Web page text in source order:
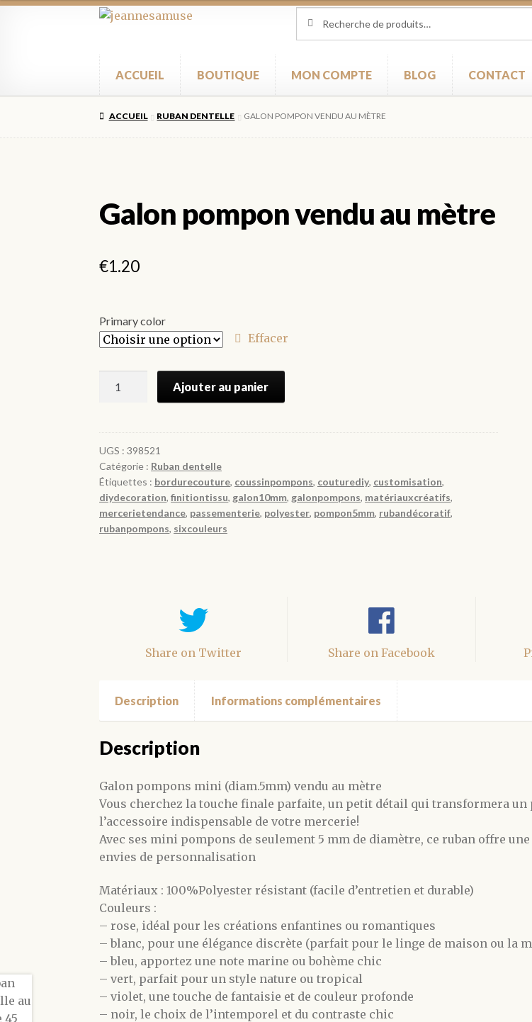
Aller
navigation
Aller
pour :
ACCUEIL BOUTIQUE MON COMPTE BLOG CONTACT
ACCUEIL RUBAN DENTELLE GALON POMPON VENDU AU MÈTRE
Galon pompon vendu au mètre
€1.20
Primary color
Effacer
pompon
vendu
au
mètre
Ajouter au panier
UGS :398521
Catégorie : Ruban dentelle
Étiquettes : bordurecouture, coussinpompons, couturediy, customisation,
diydecoration,finitiontissu, galon10mm, galonpompons, matériauxcréatifs,
mercerietendance, passementerie, polyester, pompon5mm, rubandécoratif,
rubanpompons, sixcouleurs
Share on Twitter Share on Facebook
Description Informations complémentaires
Description
Galon pompons mini (diam.5mm) vendu au mètre
Vous cherchez la touche finale parfaite, un petit détail qui transformera un
l’accessoire indispensable de votre mercerie!
Avec ses mini pompons de seulement 5 mm de diamètre, ce ruban offre
envies de personnalisation
Matériaux : 100%Polyester résistant (facile d’entretien et durable)
Couleurs :
– rose, idéal pour les créations enfantines ou romantiques
– blanc, pour une élégance discrète (parfait pour le linge de maison ou la
– bleu, apportez une note marine ou bohème chic
– vert, parfait pour un style nature ou tropical
– violet, une touche de fantaisie et de couleur profonde
– noir, le choix de l’intemporel et du contraste chic